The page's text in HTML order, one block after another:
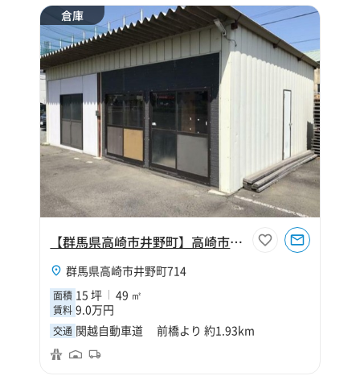
倉庫
【群馬県高崎市井野町】高崎市井野町15坪倉庫
群馬県高崎市井野町714
面積 15 坪 49 ㎡
賃料 9.0万円
交通 関越自動車道 前橋より 約1.93km